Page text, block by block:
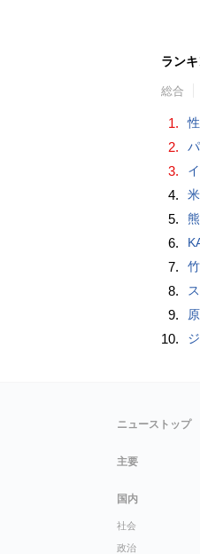
ラン
総合
1.
2.
3.
4.
5.
6.
7.
8.
9.
10.
ニューストップ
主要
国内
社会
政治